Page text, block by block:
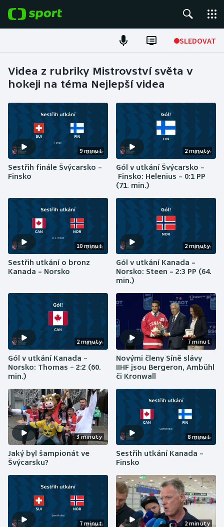
SLEDOVAT
Hokej
Tenis
Atletika
Cyklistika
Americký fotbal
Baseball a softbal
Basketbal
Boby a skeleton
Box
Curling
Dostihy
Florbal
Futsal
Golf
Házená
Jezdectví
NEPŘEHLÉDNĚTE
Soutěže
Historické návraty
Videa z rubriky Mistrovství světa v
hokeji na téma Nejlepší videa
9 minut
Sestřih finále Švýcarsko –
Finsko
2 minuty
Gól v utkání Švýcarsko –
Finsko: Helenius – 0:1 PP
(71. min.)
10 minut
Sestřih utkání o bronz
Kanada – Norsko
2 minuty
Gól v utkání Kanada –
Norsko: Steen – 2:3 PP (64.
min.)
2 minuty
Gól v utkání Kanada –
Norsko: Thomas – 2:2 (60.
min.)
7 minut
Novými členy Síně slávy
IIHF jsou Bergeron, Ambühl
či Kronwall
3 minuty
Jaký byl šampionát ve
Švýcarsku?
8 minut
Sestřih utkání Kanada –
Finsko
7 minut 2 minuty